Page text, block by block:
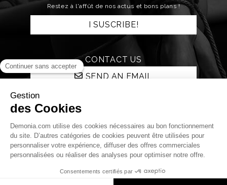
Restez à l'affût de nos actus et bons plans !
I SUSCRIBE!
CONTACT US
SEND AN EMAIL
STAY CONNECTED!
Qui sommes nous ? La boutique
La nuit Démonia
Livraison et retours
Paiements Mentions légales
C.G.V.
Protection des données personnelles